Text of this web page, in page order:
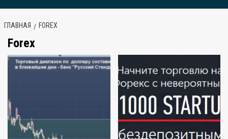
ГЛАВНАЯ FOREX
Forex